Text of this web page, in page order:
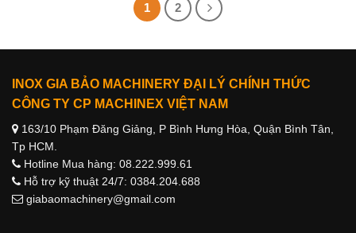
1 2
INOX GIA BẢO MACHINERY ĐẠI LÝ CHÍNH THỨC
CÔNG TY CP MACHINEX VIỆT NAM
163/10 Phạm Đăng Giảng, P Bình Hưng Hòa, Quận Bình Tân,
Tp HCM.
Hotline Mua hàng: 08.222.999.61
Hỗ trợ kỹ thuật 24/7: 0384.204.688
giabaomachinery@gmail.com